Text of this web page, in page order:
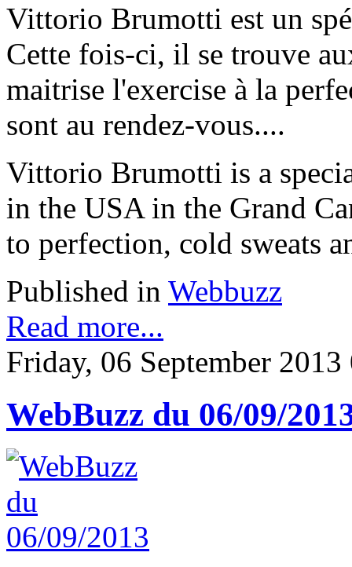
Vittorio Brumotti est un
Cette fois-ci, il se trouve
maitrise l'exercise à la
sont au rendez-vous....
Vittorio Brumotti is a
in the USA in the Grand
to perfection, cold sweats
Published in Webbuzz
Read more...
Friday, 06 September 2013
WebBuzz du 06/09/